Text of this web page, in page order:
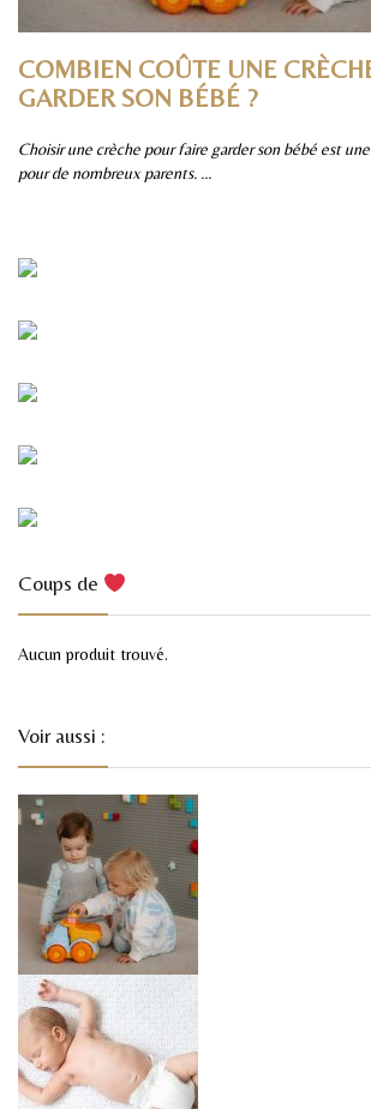
COMBIEN COÛTE UNE
GARDER SON BÉBÉ ?
Choisir une crèche pour faire garder son bébé est
pour de nombreux parents. ...
Coups de
Aucun produit trouvé.
Voir aussi :